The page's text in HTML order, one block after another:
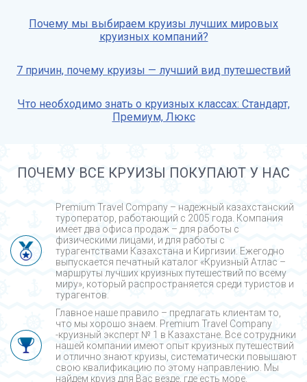
Почему мы выбираем круизы лучших мировых
круизных компаний?
7 причин, почему круизы — лучший вид путешествий
Что необходимо знать о круизных классах: Стандарт,
Премиум, Люкс
ПОЧЕМУ ВСЕ КРУИЗЫ ПОКУПАЮТ У НАС
Premium Travel Company – надежный казахстанский
туроператор, работающий с 2005 года. Компания
имеет два офиса продаж – для работы с
физическими лицами, и для работы с
турагентствами Казахстана и Киргизии. Ежегодно
выпускается печатный каталог «Круизный Атлас –
маршруты лучших круизных путешествий по всему
миру», который распространяется среди туристов и
турагентов.
Главное наше правило – предлагать клиентам то,
что мы хорошо знаем. Premium Travel Company
-круизный эксперт № 1 в Казахстане. Все сотрудники
нашей компании имеют опыт круизных путешествий
и отлично знают круизы, систематически повышают
свою квалификацию по этому направлению. Мы
найдем круиз для Вас везде, где есть море.